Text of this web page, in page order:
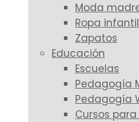
Moda
Ropa infantil
Zapatos
Educación
Escuelas
Pedagogía
Pedagogía
Cursos